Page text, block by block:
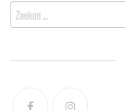
Zoeken
naar: